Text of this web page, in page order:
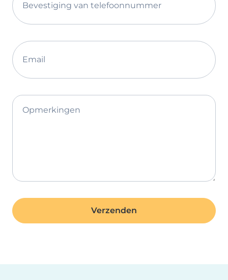
Bevestiging van telefoonnummer
Email
Opmerkingen